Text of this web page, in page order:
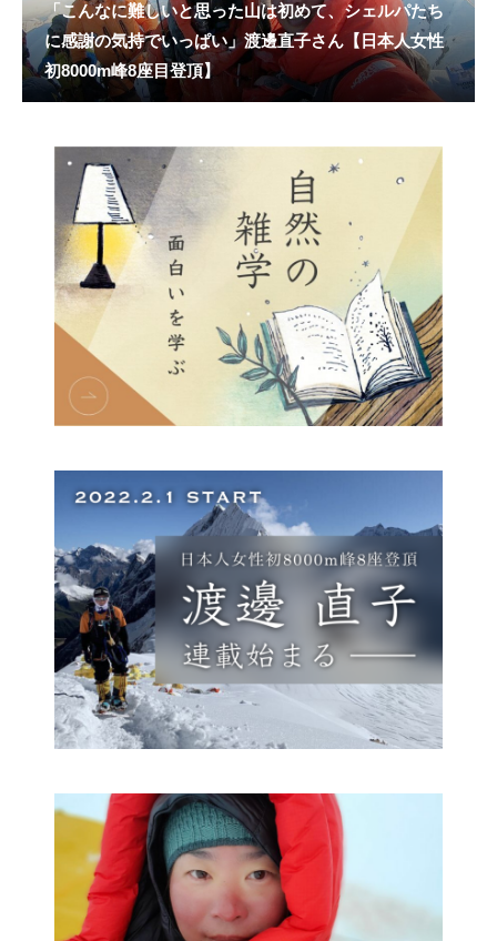
「こんなに難しいと思った山は初めて、シェルパたち
に感謝の気持でいっぱい」渡邊直子さん【日本人女性
初8000m峰8座目登頂】